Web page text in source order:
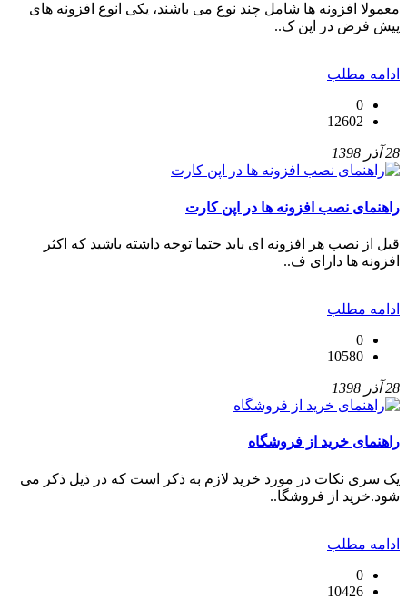
معمولا افزونه ها شامل چند نوع می باشند، یکی انوع افزونه های
پیش فرض در اپن ک..
ادامه مطلب
0
12602
28 آذر 1398
راهنمای نصب افزونه ها در اپن کارت
قبل از نصب هر افزونه ای باید حتما توجه داشته باشید که اکثر
افزونه ها دارای ف..
ادامه مطلب
0
10580
28 آذر 1398
راهنمای خرید از فروشگاه
یک سری نکات در مورد خرید لازم به ذکر است که در ذیل ذکر می
شود.خرید از فروشگا..
ادامه مطلب
0
10426